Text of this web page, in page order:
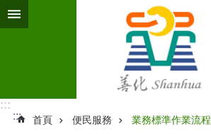
跳到主要內容區塊
:::
:::
首頁 便民服務 業務標準作業流程‭